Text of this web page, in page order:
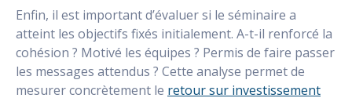
Enfin, il est important d’évaluer si le séminaire a
atteint les objectifs fixés initialement. A-t-il renforcé la
cohésion ? Motivé les équipes ? Permis de faire passer
les messages attendus ? Cette analyse permet de
mesurer concrètement le retour sur investissement